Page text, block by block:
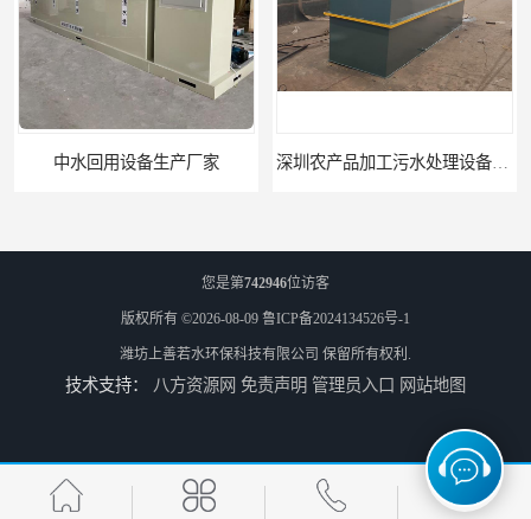
广州长沙体检中心污水处理设备厂家 广州玻璃钢化粪池
您是第742946位访客
版权所有 ©2026-08-09 鲁ICP备2024134526号-1
潍坊上善若水环保科技有限公司 保留所有权利.
技术支持： 八方资源网 免责声明 管理员入口 网站地图